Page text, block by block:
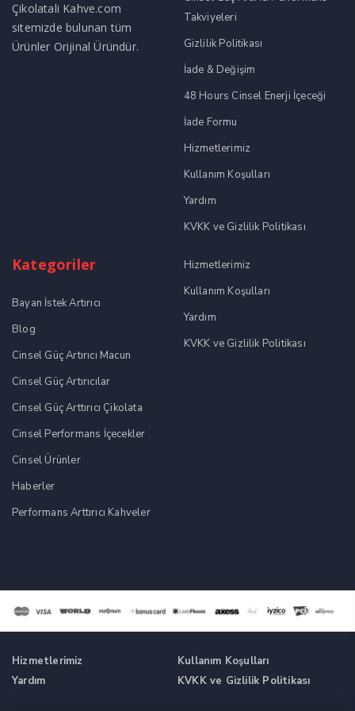
Çikolatali Kahve.com
sitemizde bulunan tüm
Ürünler Orijinal Üründür.
Takviyeleri
Gizlilik Politikası
İade & Değişim
48 Hours Cinsel Enerji İçeceği
İade Formu
Hizmetlerimiz
Kullanım Koşulları
Yardım
KVKK ve Gizlilik Politikası
Kategoriler
Bayan İstek Artırıcı
Blog
Cinsel Güç Artırıcı Macun
Cinsel Güç Artırıcılar
Cinsel Güç Arttırıcı Çikolata
Cinsel Performans İçecekler
Cinsel Ürünler
Haberler
Performans Arttırıcı Kahveler
Hizmetlerimiz
Kullanım Koşulları
Yardım
KVKK ve Gizlilik Politikası
Hizmetlerimiz
Kullanım Koşulları
Yardım
KVKK ve Gizlilik Politikası